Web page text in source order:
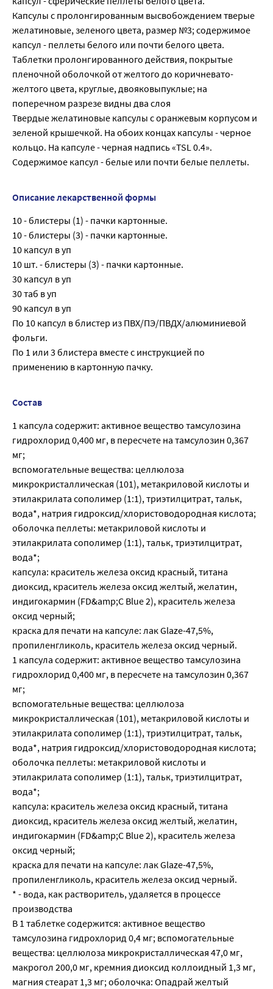
Капсулы с пролонгированным высвобождением тверые
желатиновые, зеленого цвета, размер №3; содержимое
капсул - пеллеты белого или почти белого цвета.
Таблетки пролонгированного действия, покрытые
пленочной оболочкой от желтого до коричневато-
желтого цвета, круглые, двояковыпуклые; на
поперечном разрезе видны два слоя
Твердые желатиновые капсулы с оранжевым корпусом и
зеленой крышечкой. На обоих концах капсулы - черное
кольцо. На капсуле - черная надпись «TSL 0.4».
Содержимое капсул - белые или почти белые пеллеты.
Описание лекарственной формы
10 - блистеры (1) - пачки картонные.
10 - блистеры (3) - пачки картонные.
10 капсул в уп
10 шт. - блистеры (3) - пачки картонные.
30 капсул в уп
30 таб в уп
90 капсул в уп
По 10 капсул в блистер из ПВХ/ПЭ/ПВДХ/алюминиевой
фольги.
По 1 или 3 блистера вместе с инструкцией по
применению в картонную пачку.
Состав
1 капсула содержит: активное вещество тамсулозина
гидрохлорид 0,400 мг, в пересчете на тамсулозин 0,367
мг;
вспомогательные вещества: целлюлоза
микрокристаллическая (101), метакриловой кислоты и
этилакрилата сополимер (1:1), триэтилцитрат, тальк,
вода*, натрия гидроксид/хлористоводородная кислота;
оболочка пеллеты: метакриловой кислоты и
этилакрилата сополимер (1:1), тальк, триэтилцитрат,
вода*;
капсула: краситель железа оксид красный, титана
диоксид, краситель железа оксид желтый, желатин,
индигокармин (FD&amp;C Blue 2), краситель железа
оксид черный;
краска для печати на капсуле: лак Glaze-47,5%,
пропиленгликоль, краситель железа оксид черный.
1 капсула содержит: активное вещество тамсулозина
гидрохлорид 0,400 мг, в пересчете на тамсулозин 0,367
мг;
вспомогательные вещества: целлюлоза
микрокристаллическая (101), метакриловой кислоты и
этилакрилата сополимер (1:1), триэтилцитрат, тальк,
вода*, натрия гидроксид/хлористоводородная кислота;
оболочка пеллеты: метакриловой кислоты и
этилакрилата сополимер (1:1), тальк, триэтилцитрат,
вода*;
капсула: краситель железа оксид красный, титана
диоксид, краситель железа оксид желтый, желатин,
индигокармин (FD&amp;C Blue 2), краситель железа
оксид черный;
краска для печати на капсуле: лак Glaze-47,5%,
пропиленгликоль, краситель железа оксид черный.
* - вода, как растворитель, удаляется в процессе
производства
В 1 таблетке содержится: активное вещество
тамсулозина гидрохлорид 0,4 мг; вспомогательные
вещества: целлюлоза микрокристаллическая 47,0 мг,
макрогол 200,0 мг, кремния диоксид коллоидный 1,3 мг,
магния стеарат 1,3 мг; оболочка: Опадрай желтый